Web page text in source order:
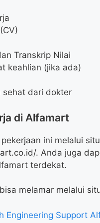
Transkrip Nilai
keahlian (jika ada)
sehat dari dokter
di Alfamart
ini melalui
. Anda juga
terdekat.
melamar melalui
Engineering Support